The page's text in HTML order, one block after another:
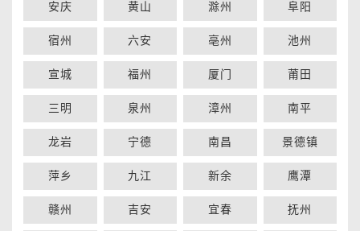
安庆 黄山 滁州 阜阳
宿州 六安 亳州 池州
宣城 福州 厦门 莆田
三明 泉州 漳州 南平
龙岩 宁德 南昌 景德镇
萍乡 九江 新余 鹰潭
赣州 吉安 宜春 抚州